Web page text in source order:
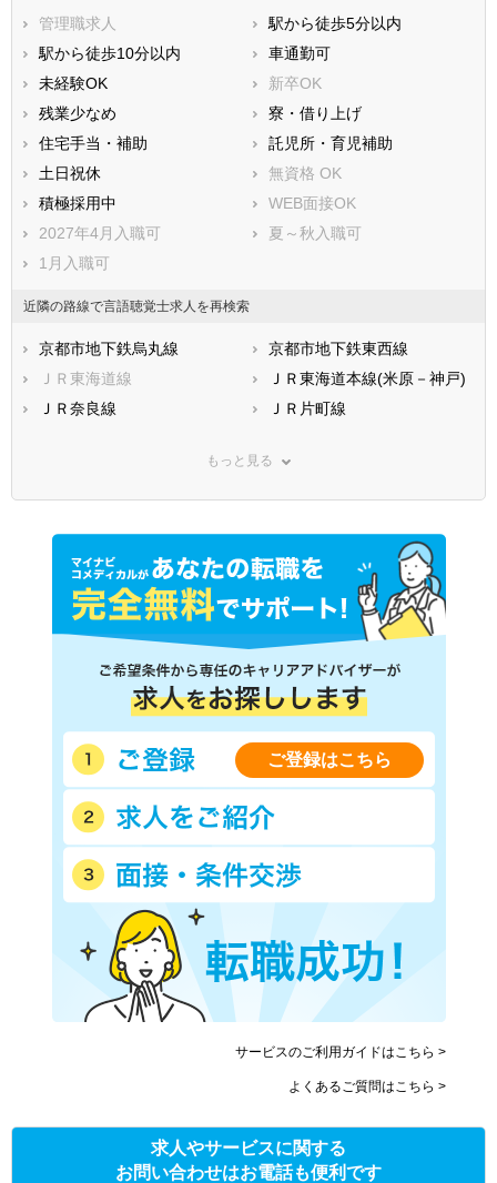
管理職求人
駅から徒歩5分以内
駅から徒歩10分以内
車通勤可
未経験OK
新卒OK
残業少なめ
寮・借り上げ
住宅手当・補助
託児所・育児補助
土日祝休
無資格 OK
積極採用中
WEB面接OK
2027年4月入職可
夏～秋入職可
1月入職可
近隣の路線で言語聴覚士求人を再検索
京都市地下鉄烏丸線
京都市地下鉄東西線
ＪＲ東海道線
ＪＲ東海道本線(米原－神戸)
ＪＲ奈良線
ＪＲ片町線
ＪＲ福知山線
ＪＲ舞鶴線
近鉄京都線
京阪京津線
京阪鴨東線
京阪鋼索線
阪急京都本線
京福電気鉄道嵐山本線
京福電気鉄道北野線
京都丹後鉄道宮福線
京都丹後鉄道宮豊線
京都丹後鉄道宮舞線
叡山電鉄鞍馬線
叡山電鉄叡山本線
もっと見る
ご登録はこちら
サービスのご利用ガイドはこちら >
よくあるご質問はこちら >
求人やサービスに関する
お問い合わせはお電話も便利です